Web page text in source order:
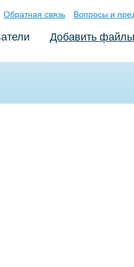
Обратная связь Вопросы и
Добавить файлы